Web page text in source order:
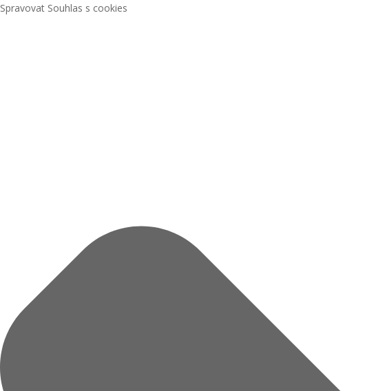
Spravovat Souhlas s cookies